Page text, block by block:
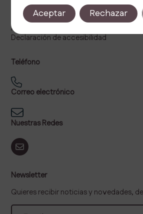
Política de privacidad
Política de cookies
Aviso legal
Declaración de accesibilidad
Teléfono
Correo electrónico
Nuestras Redes
Newsletter
Quieres recibir noticias y novedades,
Aceptar Rechazar